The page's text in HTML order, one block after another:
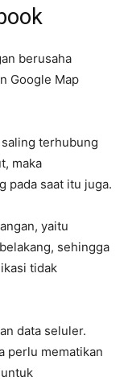
berusaha
Google Map
terhubung
maka
pada saat itu juga.
yaitu
sehingga
tidak
data seluler.
perlu mematikan